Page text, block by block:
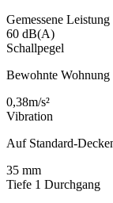
Gemessene Leistung
60 dB(A)
Schallpegel
Bewohnte Wohnung
0,38m/s²
Vibration
Auf Standard-
35 mm
Tiefe 1 Durchgang